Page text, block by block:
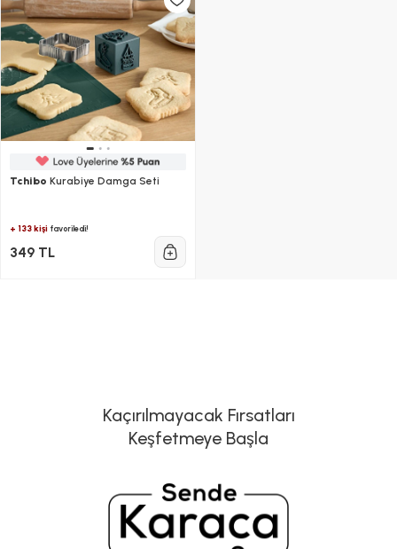
Tchibo Kurabiye Damga Seti
+ 133 kişi favoriledi!
349 TL
Kaçırılmayacak Fırsatları
Keşfetmeye Başla